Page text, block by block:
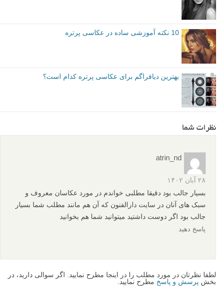
10 نکته آموزشی ساده در عکاسی پرتره
بهترین دیافراگم برای عکاسی پرتره کدام است؟
نظرات شما
atrin_nd
۲۸ آبان ۱۴۰۲
بسیار جالب بود دقیقا مطلبی خواندم در مورد عکاسان معروف و
سبک های آنان در سایت دارالفنون که آن هم مانند مطلب شما بسیار
جالب بود اگر دوست داشتید میتوانید شما هم بخوانید
پاسخ دهید
لطفا نظرتان در مورد مطلب را در اینجا مطرح نمایید. اگر سوالی دارید، در
بخش پرسش و پاسخ مطرح نمایید.